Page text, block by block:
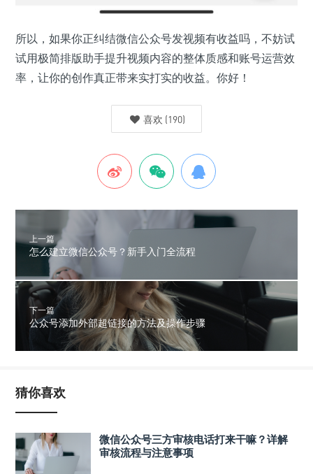
所以，如果你正纠结微信公众号发视频有收益吗，不妨试
试用极简排版助手提升视频内容的整体质感和账号运营效
率，让你的创作真正带来实打实的收益。你好！
喜欢 (190)
上一篇
怎么建立微信公众号？新手入门全流程
下一篇
公众号添加外部超链接的方法及操作步骤
猜你喜欢
微信公众号三方审核电话打来干嘛？详解
审核流程与注意事项